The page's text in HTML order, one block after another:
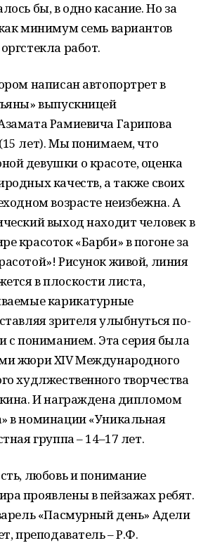
бы, в одно касание. Но за
минимум семь вариантов
работ.
написан автопортрет в
выпускницей
Рамиевича Гарипова
лет). Мы понимаем, что
девушки о красоте, оценка
качеств, а также своих
возрасте неизбежна. А
выход находит человек в
красоток «Барби» в погоне за
Рисунок живой, линия
в плоскости листа,
карикатурные
зрителя улыбнуться по-
с пониманием. Эта серия была
жюри XIV Международного
худлжественного творчества
И награждена дипломом
в номинации «Уникальная
группа – 14–17 лет.
любовь и понимание
проявлены в пейзажах ребят.
«Пасмурный день» Адели
преподаватель – Р.Ф.